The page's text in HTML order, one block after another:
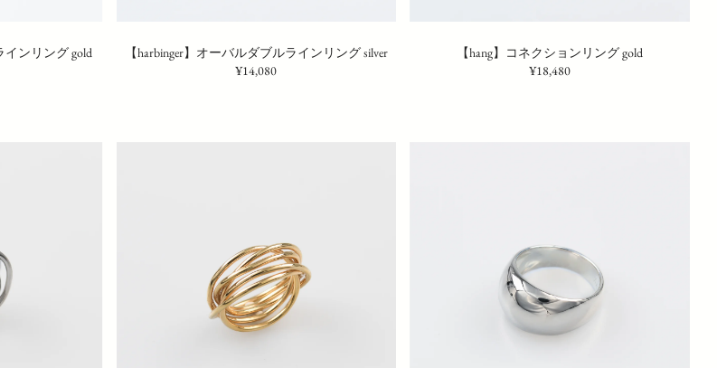
インリング gold
【harbinger】オーバルダブルラインリング silver
¥14,080
【hang】コネクションリング gold
¥18,480